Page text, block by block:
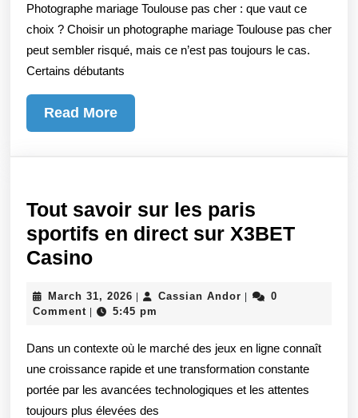
comment
lire
les
Photographe mariage Toulouse pas cher : que vaut ce
choix ? Choisir un photographe mariage Toulouse pas cher
peut sembler risqué, mais ce n’est pas toujours le cas.
Certains débutants
Read MoreRead
More
Tout savoir sur les paris
sportifs en direct sur X3BET
CasinoTout
sur
paris
sportifs
en
March 31, 2026 March
31,
| Cassian Andor Cassian
|
0
Comment | 5:45 pm
Dans un contexte où le marché des jeux en ligne connaît
une croissance rapide et une transformation constante
portée par les avancées technologiques et les attentes
toujours plus élevées des